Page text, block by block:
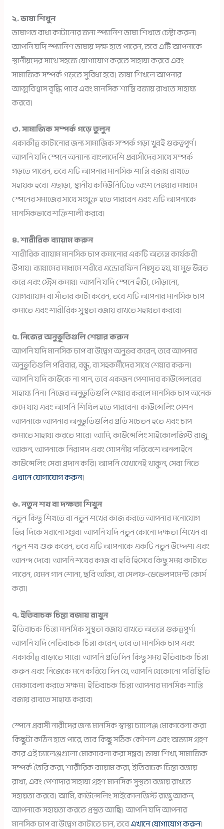
২. ভাষা শিখুন
ভাষাগত বাধা কাটানোর জন্য স্প্যানিশ ভাষা শিখতে চেষ্টা করুন।
আপনি যদি স্প্যানিশ ভাষায় দক্ষ হতে পারেন, তবে এটি আপনাকে
স্থানীয়দের সাথে সহজে যোগাযোগ করতে সাহায্য করবে এবং
সামাজিক সম্পর্ক গড়তে সুবিধা হবে। ভাষা শিখলে আপনার
আত্মবিশ্বাস বৃদ্ধি পাবে এবং মানসিক শান্তি বজায় রাখতে সাহায্য
করবে।
৩. সামাজিক সম্পর্ক গড়ে তুলুন
একাকীত্ব কাটানোর জন্য সামাজিক সম্পর্ক গড়া খুবই গুরুত্বপূর্ণ।
আপনি যদি স্পেনে অন্যান্য বাংলাদেশি প্রবাসীদের সাথে সম্পর্ক
গড়তে পারেন, তবে এটি আপনার মানসিক শান্তি বজায় রাখতে
সহায়ক হবে। এছাড়া, স্থানীয় কমিউনিটিতে অংশ নেওয়ার মাধ্যমে
স্পেনের সমাজের সাথে সংযুক্ত হতে পারবেন এবং এটি আপনাকে
মানসিকভাবে শক্তিশালী করবে।
৪. শারীরিক ব্যায়াম করুন
শারীরিক ব্যায়াম মানসিক চাপ কমানোর একটি অত্যন্ত কার্যকরী
উপায়। ব্যায়ামের মাধ্যমে শরীরে এন্ডোরফিন নিঃসৃত হয়, যা মুড উন্নত
করে এবং স্ট্রেস কমায়। আপনি যদি স্পেনে হাঁটা, দৌড়ানো,
যোগব্যায়াম বা সাঁতার কাটা করেন, তবে এটি আপনার মানসিক চাপ
কমাতে এবং শারীরিক সুস্থতা বজায় রাখতে সহায়তা করবে।
৫. নিজের অনুভূতিগুলি শেয়ার করুন
আপনি যদি মানসিক চাপ বা উদ্বেগ অনুভব করেন, তবে আপনার
অনুভূতিগুলি পরিবার, বন্ধু, বা সহকর্মীদের সাথে শেয়ার করুন।
আপনি যদি কাউকে না পান, তবে একজন পেশাদার কাউন্সেলরের
সাহায্য নিন। নিজের অনুভূতিগুলি শেয়ার করলে মানসিক চাপ অনেক
কমে যায় এবং আপনি শিথিল হতে পারবেন। কাউন্সেলিং সেশন
আপনাকে আপনার অনুভূতিগুলির প্রতি সচেতন হতে এবং চাপ
কমাতে সাহায্য করতে পারে। আমি, কাউন্সেলিং সাইকোলজিস্ট রাজু
আকন, আপনাকে নিরাপদ এবং গোপনীয় পরিবেশে অনলাইনে
কাউন্সেলিং সেবা প্রদান করি। আপনি যেখানেই থাকুন, সেবা নিতে
এখানে যোগাযোগ করুন।
৬. নতুন শখ বা দক্ষতা শিখুন
নতুন কিছু শিখতে বা নতুন শখের কাজ করতে আপনার মনোযোগ
ভিন্ন দিকে সরানো সম্ভব। আপনি যদি নতুন কোনো দক্ষতা শিখেন বা
নতুন শখ শুরু করেন, তবে এটি আপনাকে একটি নতুন উদ্দেশ্য এবং
আনন্দ দেবে। আপনি শখের কাজ বা হবি হিসেবে কিছু সময় কাটাতে
পারেন, যেমন গান শোনা, ছবি আঁকা, বা সেলফ-ডেভেলপমেন্ট কোর্স
করা।
৭. ইতিবাচক চিন্তা বজায় রাখুন
ইতিবাচক চিন্তা মানসিক সুস্থতা বজায় রাখতে অত্যন্ত গুরুত্বপূর্ণ।
আপনি যদি নেতিবাচক চিন্তা করেন, তবে তা মানসিক চাপ এবং
একাকীত্ব বাড়াতে পারে। আপনি প্রতিদিন কিছু সময় ইতিবাচক চিন্তা
করুন এবং নিজেকে মনে করিয়ে দিন যে, আপনি যেকোনো পরিস্থিতি
মোকাবেলা করতে সক্ষম। ইতিবাচক চিন্তা আপনার মানসিক শান্তি
বজায় রাখতে সাহায্য করবে।
স্পেনে প্রবাসী নারীদের জন্য মানসিক স্বাস্থ্য চ্যালেঞ্জ মোকাবেলা করা
কিছুটা কঠিন হতে পারে, তবে কিছু সঠিক কৌশল এবং অভ্যাস গ্রহণ
করে এই চ্যালেঞ্জগুলো মোকাবেলা করা সম্ভব। ভাষা শিখা, সামাজিক
সম্পর্ক তৈরি করা, শারীরিক ব্যায়াম করা, ইতিবাচক চিন্তা বজায়
রাখা, এবং পেশাদার সাহায্য গ্রহণ মানসিক সুস্থতা বজায় রাখতে
সহায়তা করবে। আমি, কাউন্সেলিং সাইকোলজিস্ট রাজু আকন,
আপনাকে সহায়তা করতে প্রস্তুত আছি। আপনি যদি আপনার
মানসিক চাপ বা উদ্বেগ কাটাতে চান, তবেএখানে যোগাযোগ করুন।